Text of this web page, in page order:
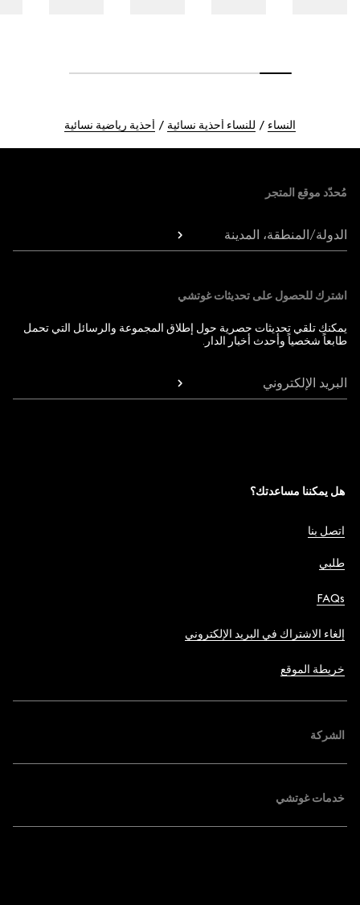
النساء للنساء أحذية نسائية أحذية رياضية نسائية
مُحدّد موقع المتجر
الدولة/المنطقة، المدينة
اشترك للحصول على تحديثات غوتشي
يمكنك تلقي تحديثات حصرية حول إطلاق المجموعة والرسائل التي تحمل
طابعاً شخصياً وأحدث أخبار الدار.
البريد الإلكتروني
هل يمكننا مساعدتك؟
اتصل بنا
طلبي
FAQs
إلغاء الاشتراك في البريد الإلكتروني
خريطة الموقع
الشركة
خدمات غوتشي